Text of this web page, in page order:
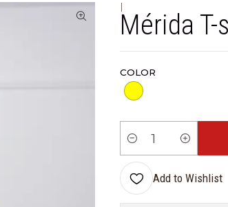
|
Mérida
COLOR
Quantity
Add to Wishlist